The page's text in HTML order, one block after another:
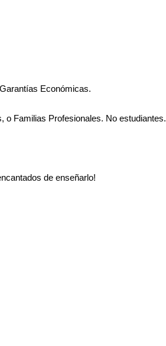
Económicas.
o Familias Profesionales. No estudiantes.
de enseñarlo!